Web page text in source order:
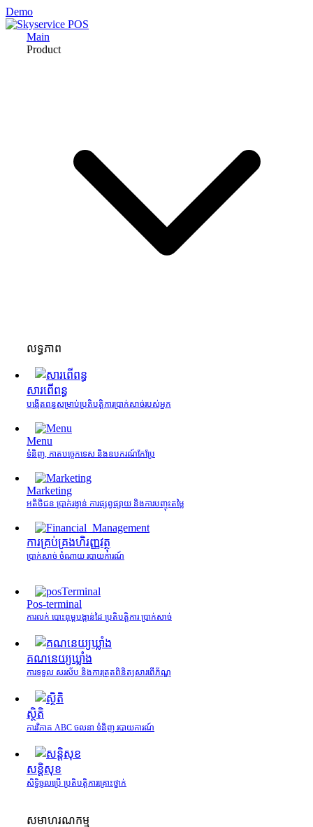
Demo
Main
Product
លទ្ធភាព
សារពើពន្ធ
បង្កើតពន្ធសម្រាប់ប្រតិបត្តិការប្រាក់សាច់របស់អ្នក
Menu
ទំនិញ, កាតបច្ចេកទេស និងឧបករណ៍កែប្រែ
Marketing
អតិថិជន ប្រាក់រង្វាន់ ការផ្សព្វផ្សាយ និងការបញ្ចុះតម្លៃ
ការគ្រប់គ្រង​ហិរញ្ញវត្ថុ
ប្រាក់សាច់ ចំណាយ របាយការណ៍
Pos-terminal
ការលក់ បោះពុម្ពបង្កាន់ដៃ ប្រតិបត្តិការ ប្រាក់សាច់
គណនេយ្យឃ្លាំង
ការទទួល សរស័ប និងការត្រួតពិនិត្យសារពើភ័ណ្ឌ
ស្ថិតិ
ការវិភាគ ABC ចលនា ទំនិញ របាយការណ៍
សន្តិសុខ
សិទ្ធិចូលប្រើ ប្រតិបត្តិការគ្រោះថ្នាក់
សមាហរណកម្ម